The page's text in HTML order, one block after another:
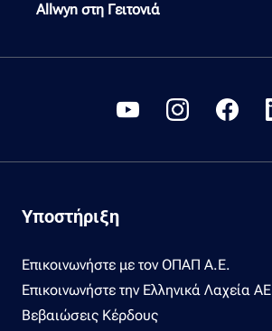
Allwyn στη Γειτονιά
Υποστήριξη
Επικοινωνήστε με τον ΟΠΑΠ Α.Ε.
Επικοινωνήστε την Ελληνικά Λαχεία ΑΕ
Βεβαιώσεις Κέρδους